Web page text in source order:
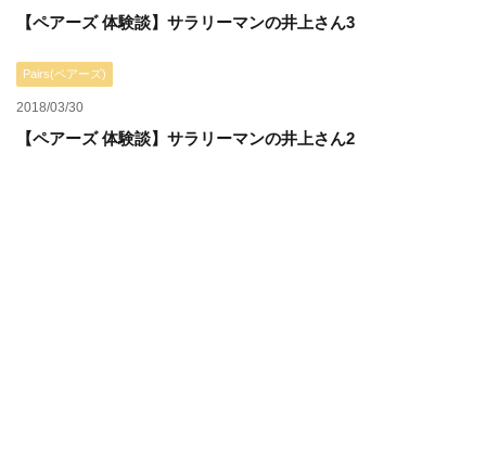
【ペアーズ 体験談】サラリーマンの井上さん3
Pairs(ペアーズ)
2018/03/30
【ペアーズ 体験談】サラリーマンの井上さん2